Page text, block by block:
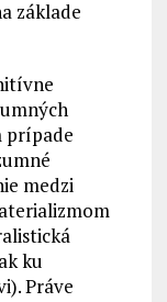
základe
prípade
medzi
ku
Práve